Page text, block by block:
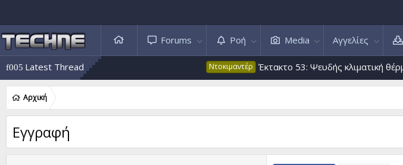
Forums Ροή Media Αγγελίες
Latest Thread Ντοκιμαντέρ Έκτακτο 53: Ψευδής κλιματική
Αρχική
Εγγραφή